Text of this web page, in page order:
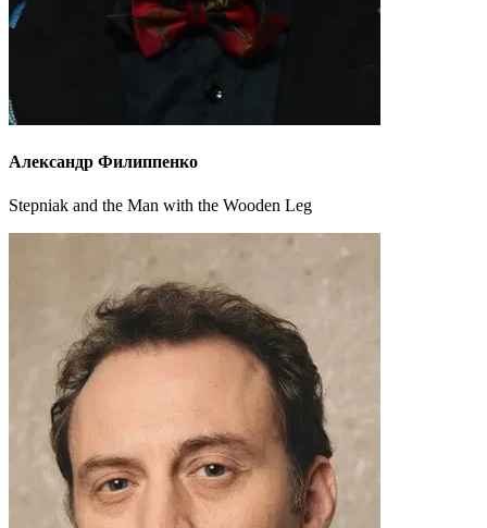
Александр Филиппенко
Stepniak and the Man with the Wooden Leg